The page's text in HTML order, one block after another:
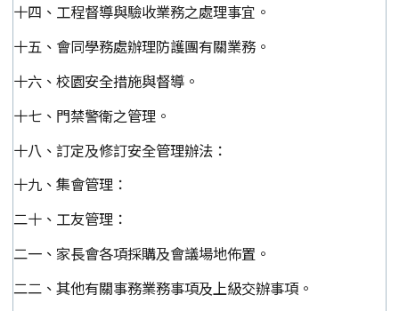
十四、工程督導與驗收業務之處理事宜。
十五、會同學務處辦理防護團有關業務。
十六、校園安全措施與督導。
十七、門禁警衛之管理。
十八、訂定及修訂安全管理辦法：
十九、集會管理：
二十、工友管理：
二一、家長會各項採購及會議場地佈置。
二二、其他有關事務業務事項及上級交辦事項。